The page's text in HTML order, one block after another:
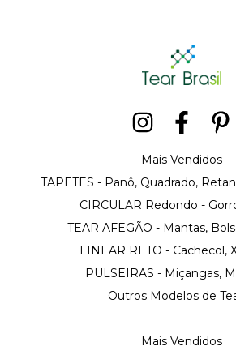
Mais Vendidos
TAPETES - Panô, Quadrado,
CIRCULAR Redondo -
TEAR AFEGÃO - Mantas,
LINEAR RETO - Cachecol,
PULSEIRAS - Miçangas,
Outros Modelos de
Mais Vendidos